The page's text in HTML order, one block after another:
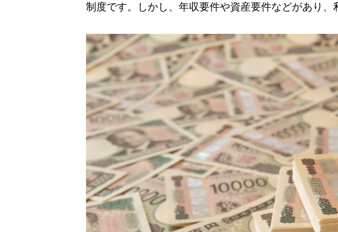
制度です。しかし、年収要件や資産要件などがあり、